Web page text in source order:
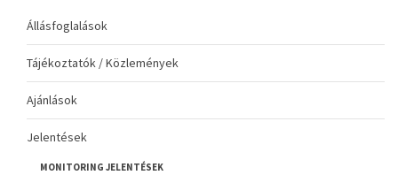
Állásfoglalások
Tájékoztatók / Közlemények
Ajánlások
Jelentések
MONITORING JELENTÉSEK